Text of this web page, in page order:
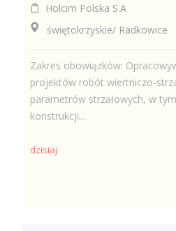
Holcim Polska S.A
świętokrzyskie/ Radkowice
Zakres obowiązków:
projektów robót wiertniczo-
parametrów strzałowych, w
konstrukcji...
dzisiaj